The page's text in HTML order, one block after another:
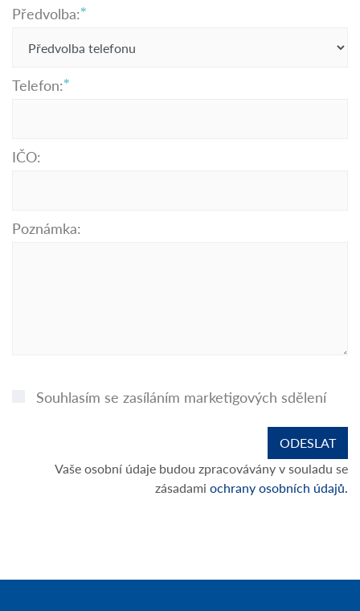
Předvolba:
Telefon:
IČO:
Poznámka:
Souhlasím se zasíláním marketigových sdělení
Vaše osobní údaje budou zpracovávány v souladu se
zásadami ochrany osobních údajů.